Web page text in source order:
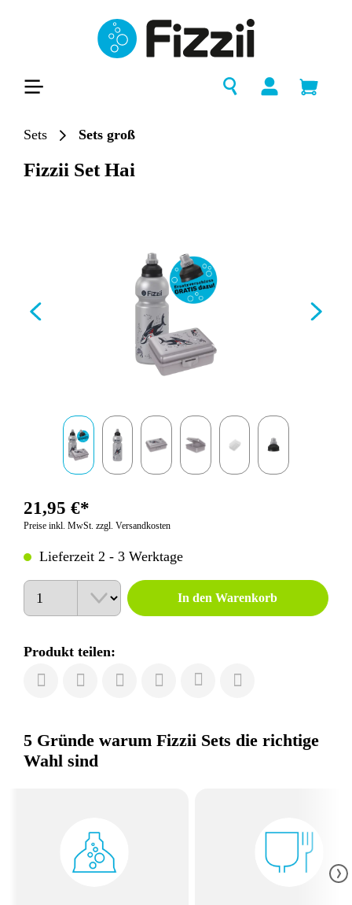
Sets Sets groß
Fizzii Set Hai
21,95 €*
Preise inkl. MwSt. zzgl. Versandkosten
Lieferzeit 2 - 3 Werktage
Anzahl
In den Warenkorb
Produkt teilen:
5 Gründe warum Fizzii Sets die richtige
Wahl sind